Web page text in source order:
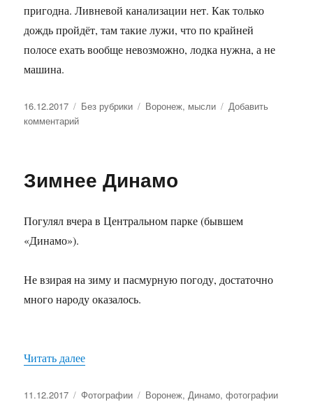
пригодна. Ливневой канализации нет. Как только
дождь пройдёт, там такие лужи, что по крайней
полосе ехать вообще невозможно, лодка нужна, а не
машина.
Опубликовано
16.12.2017 Рубрики
Без рубрики Метки
Воронеж, мысли
Добавить
комментарий
Зимнее Динамо
Погулял вчера в Центральном парке (бывшем
«Динамо»).
Не взирая на зиму и пасмурную погоду, достаточно
много народу оказалось.
Читать далее
Опубликовано
11.12.2017 Рубрики
Фотографии Метки
Воронеж,Динамо,фотографии